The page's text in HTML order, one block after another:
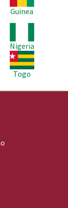
Guinea
Nigeria
Image
Togo